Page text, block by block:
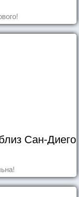
Сан-Диего